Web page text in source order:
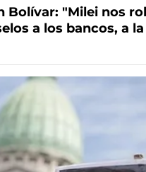
Bolívar: "Milei nos
a los bancos, a